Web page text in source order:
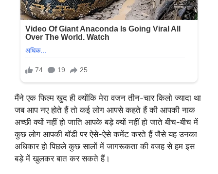
मैंने एक फिल्म खुद ही क्योंकि मेरा वजन तीन-चार किलो ज्यादा था
जब आप नए होते हैं तो कई लोग आपसे कहते हैं की आपकी नाक
अच्छी क्यों नहीं हो जाति आपके बड़े क्यों नहीं हो जाते बीच-बीच में
कुछ लोग आपकी बॉडी पर ऐसे-ऐसे कमेंट करते हैं जैसे यह उनका
अधिकार हो पिछले कुछ सालों में जागरूकता की वजह से हम इस
बड़े में खुलकर बात कर सकते हैं।